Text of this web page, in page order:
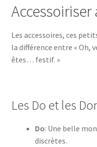
Accessoiriser
Les accessoires, ces
la différence entre « Oh,
êtes… festif. »
Les Do et les
Do: Une belle
discrètes.